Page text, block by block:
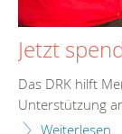
Jetzt
Das DRK hilft
Unterstützung
Weiterlesen